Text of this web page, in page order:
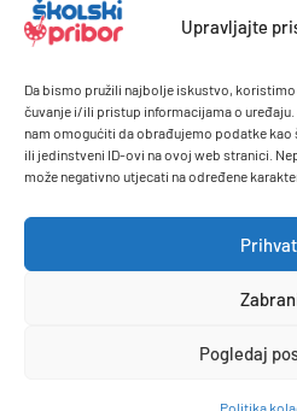
Upravljajte
Da bismo pružili najbolje iskustvo,
čuvanje i/ili pristup informacijama o
nam omogućiti da obrađujemo podatke
ili jedinstveni ID-ovi na ovoj web stranici.
može negativno utjecati na određene
Pogledaj
Politika
Kontakt
O nama
Politika privatnosti
Povrati / reklamacije